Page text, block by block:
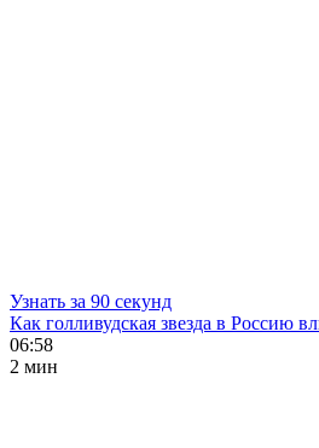
Узнать за 90 секунд
Как голливудская звезда в Россию
06:58
2 мин